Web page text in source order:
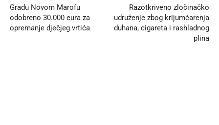
Gradu Novom Marofu
odobreno 30.000 eura za
opremanje dječjeg vrtića
Razotkriveno zločinačko
udruženje zbog krijumčarenja
duhana, cigareta i rashladnog
plina